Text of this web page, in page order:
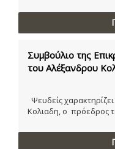
Συμβούλιο της
του Αλέξανδρου
Ψευδείς
Κολιαδη, ο πρόεδρος